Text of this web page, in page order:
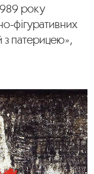
року
фігуративних
з патерицею»,